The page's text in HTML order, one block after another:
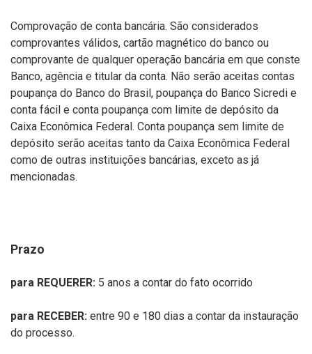
Comprovação de conta bancária. São considerados
comprovantes válidos, cartão magnético do banco ou
comprovante de qualquer operação bancária em que conste
Banco, agência e titular da conta. Não serão aceitas contas
poupança do Banco do Brasil, poupança do Banco Sicredi e
conta fácil e conta poupança com limite de depósito da
Caixa Econômica Federal. Conta poupança sem limite de
depósito serão aceitas tanto da Caixa Econômica Federal
como de outras instituições bancárias, exceto as já
mencionadas.
Prazo
para REQUERER: 5 anos a contar do fato ocorrido
para RECEBER: entre 90 e 180 dias a contar da instauração
do processo.